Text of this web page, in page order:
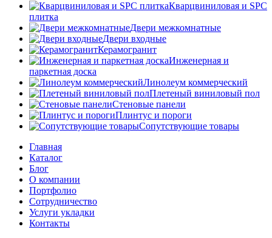
Кварцвиниловая и SPC
плитка
Двери межкомнатные
Двери входные
Керамогранит
Инженерная и
паркетная доска
Линолеум коммерческий
Плетеный виниловый пол
Стеновые панели
Плинтус и пороги
Сопутствующие товары
Главная
Каталог
Блог
О компании
Портфолио
Сотрудничество
Услуги укладки
Контакты